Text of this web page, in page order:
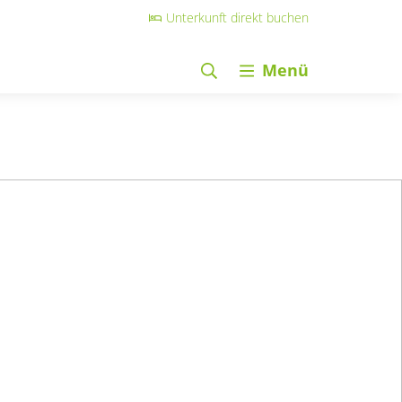
Unterkunft direkt buchen
Menü